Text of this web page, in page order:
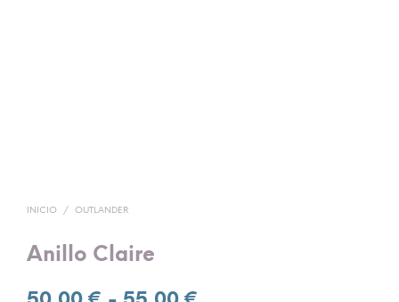
INICIO / OUTLANDER
Anillo Claire